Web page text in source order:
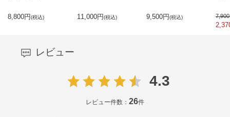
8,800円(税込) 11,000円(税込) 9,500円(税込) 7,900
レビュー
4.3
レビュー件数： 26件